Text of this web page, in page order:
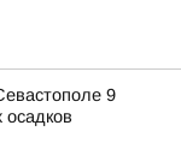
9
осадков